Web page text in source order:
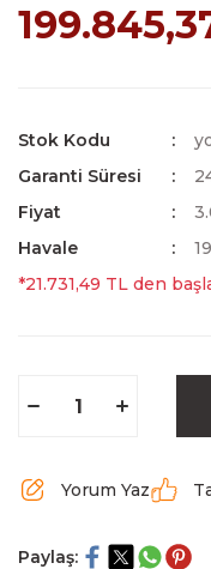
Stok Kodu
Garanti Süresi
Fiyat
Havale
*21.731,49 TL den
Yorum Yaz
Paylaş: